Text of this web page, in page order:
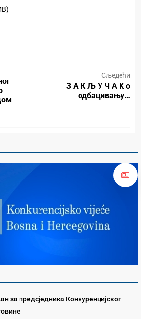
Сљедећи
З А К Љ У Ч А К о
одбацивању…
за предсједника Конкуренцијског